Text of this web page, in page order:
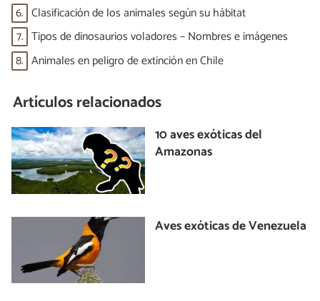
6. Clasificación de los animales según su hábitat
7. Tipos de dinosaurios voladores – Nombres e imágenes
8. Animales en peligro de extinción en Chile
Artículos relacionados
10 aves exóticas del
Amazonas
Aves exóticas de Venezuela